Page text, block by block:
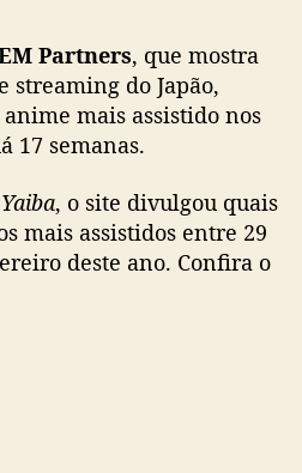
a
’
é
o
n
i
e
Partners, que mostra
streaming do Japão,
anime mais assistido nos
17 semanas.
, o site divulgou quais
mais assistidos entre 29
deste ano. Confira o